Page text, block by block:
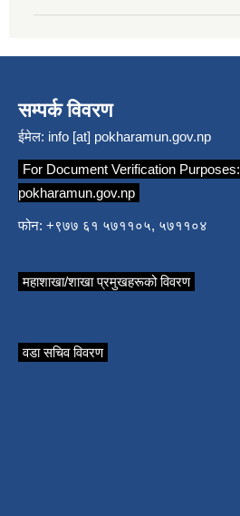
सम्पर्क विवरण
ईमेल: info [at] pokharamun.gov.np
For Document Verification Purposes:
pokharamun.gov.np
फोन: +९७७ ६१ ५७११०५, ५७११०४
महाशाखा/शाखा प्रमुखहरूको विवरण
वडा सचिव विवरण